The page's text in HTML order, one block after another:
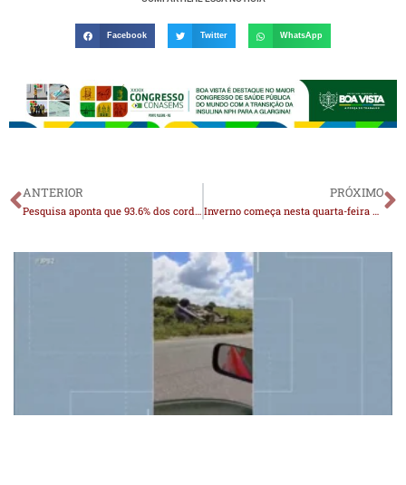
Facebook Twitter WhatsApp
ANTERIOR
Pesquisa aponta que 93.6% dos cordeirenses votariam na reeleição do prefeito Felício Queiroz
PRÓXIMO
Inverno começa nesta quarta-feira com presença do El Niño e expectativa na diminuição da temperatura no Cariri